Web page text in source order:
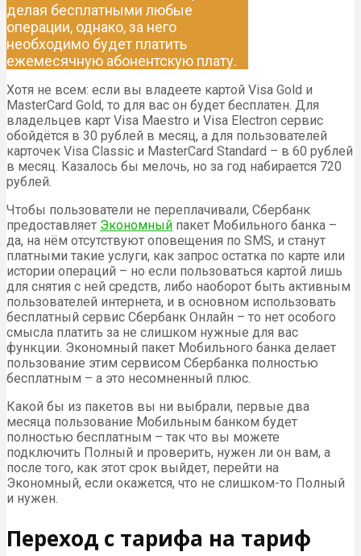
делая бесплатными любые
операции, однако, за него
необходимо будет платить
ежемесячную абонентскую плату.
Хотя не всем: если вы владеете картой Visa Gold и
MasterCard Gold, то для вас он будет бесплатен. Для
владельцев карт Visa Maestro и Visa Electron сервис
обойдётся в 30 рублей в месяц, а для пользователей
карточек Visa Classic и MasterCard Standard – в 60 рублей
в месяц. Казалось бы мелочь, но за год набирается 720
рублей.
Чтобы пользователи не переплачивали, Сбербанк
предоставляет Экономный пакет Мобильного банка –
да, на нём отсутствуют оповещения по SMS, и станут
платными такие услуги, как запрос остатка по карте или
истории операций – но если пользоваться картой лишь
для снятия с ней средств, либо наоборот быть активным
пользователей интернета, и в основном использовать
бесплатный сервис Сбербанк Онлайн – то нет особого
смысла платить за не слишком нужные для вас
функции. Экономный пакет Мобильного банка делает
пользование этим сервисом Сбербанка полностью
бесплатным – а это несомненный плюс.
Какой бы из пакетов вы ни выбрали, первые два
месяца пользование Мобильным банком будет
полностью бесплатным – так что вы можете
подключить Полный и проверить, нужен ли он вам, а
после того, как этот срок выйдет, перейти на
Экономный, если окажется, что не слишком-то Полный
и нужен.
Переход с тарифа на тариф